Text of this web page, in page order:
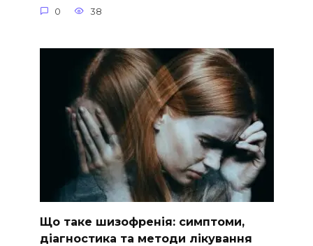
0 38
Що таке шизофренія: симптоми,
діагностика та методи лікування